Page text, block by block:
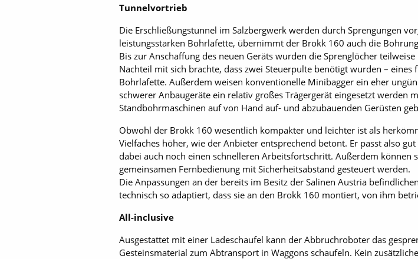
Tunnelvortrieb
Die Erschließungstunnel im Salzbergwerk werden durch Sprengungen
leistungsstarken Bohrlafette, übernimmt der Brokk 160 auch die
Bis zur Anschaffung des neuen Geräts wurden die Sprenglöcher
Nachteil mit sich brachte, dass zwei Steuerpulte benötigt wurden –
Bohrlafette. Außerdem weisen konventionelle Minibagger ein eher
schwerer Anbaugeräte ein relativ großes Trägergerät eingesetzt werden
Standbohrmaschinen auf von Hand auf- und abzubauenden Gerüsten
Obwohl der Brokk 160 wesentlich kompakter und leichter ist als
Vielfaches höher, wie der Anbieter entsprechend betont. Er passt also
dabei auch noch einen schnelleren Arbeitsfortschritt. Außerdem
gemeinsamen Fernbedienung mit Sicherheitsabstand gesteuert werden.
Die Anpassungen an der bereits im Besitz der Salinen Austria
technisch so adaptiert, dass sie an den Brokk 160 montiert, von ihm
All-inclusive
Ausgestattet mit einer Ladeschaufel kann der Abbruchroboter das
Gesteinsmaterial zum Abtransport in Waggons schaufeln. Kein